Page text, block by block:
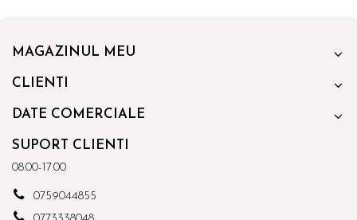
MAGAZINUL MEU
CLIENTI
DATE COMERCIALE
SUPORT CLIENTI
08.00-17.00
0759044855